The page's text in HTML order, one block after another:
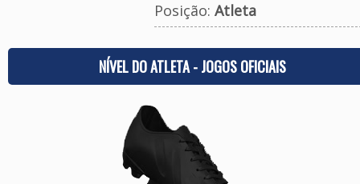
Posição: Atleta
NÍVEL DO ATLETA - JOGOS OFICIAIS